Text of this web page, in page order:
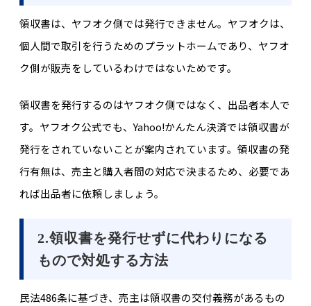
領収書は、ヤフオク側では発行できません。ヤフオクは、
個人間で取引を行うためのプラットホームであり、ヤフオ
ク側が販売をしているわけではないためです。
領収書を発行するのはヤフオク側ではなく、出品者本人で
す。ヤフオク公式でも、Yahoo!かんたん決済では領収書が
発行をされていないことが案内されています。領収書の発
行有無は、売主と購入者間の対応で決まるため、必要であ
れば出品者に依頼しましょう。
2.領収書を発行せずに代わりになる
もので対処する方法
民法486条に基づき、売主は領収書の交付義務があるもの